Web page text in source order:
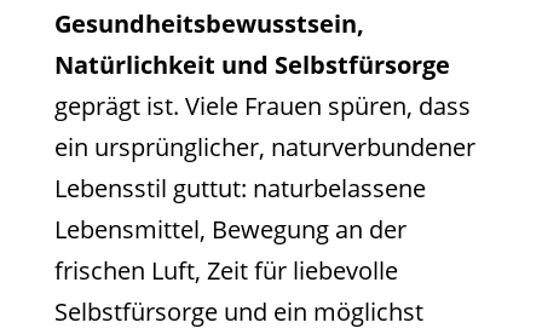
Gesundheitsbewusstsein,
Natürlichkeit und Selbstfürsorge
geprägt ist. Viele Frauen spüren, dass
ein ursprünglicher, naturverbundener
Lebensstil guttut: naturbelassene
Lebensmittel, Bewegung an der
frischen Luft, Zeit für liebevolle
Selbstfürsorge und ein möglichst